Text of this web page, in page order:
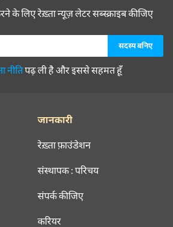
के लिए रेख़्ता न्यूज़ लेटर सब्स्क्राइब कीजिए
नीतिपढ़ ली है और इससे सहमत हूँ
जानकारी
रेख़्ता फ़ाउंडेशन
संस्थापक : परिचय
संपर्क कीजिए
करियर